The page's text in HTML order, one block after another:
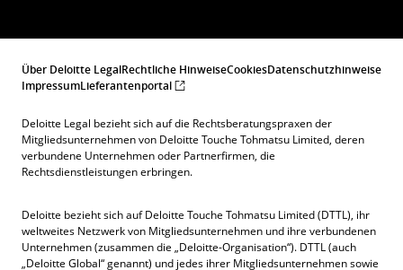
Über Deloitte LegalRechtliche HinweiseCookiesDatenschutzhinweise
ImpressumLieferantenportal
Deloitte Legal bezieht sich auf die Rechtsberatungspraxen der
Mitgliedsunternehmen von Deloitte Touche Tohmatsu Limited, deren
verbundene Unternehmen oder Partnerfirmen, die
Rechtsdienstleistungen erbringen.
Deloitte bezieht sich auf Deloitte Touche Tohmatsu Limited (DTTL), ihr
weltweites Netzwerk von Mitgliedsunternehmen und ihre verbundenen
Unternehmen (zusammen die „Deloitte-Organisation“). DTTL (auch
„Deloitte Global“ genannt) und jedes ihrer Mitgliedsunternehmen sowie